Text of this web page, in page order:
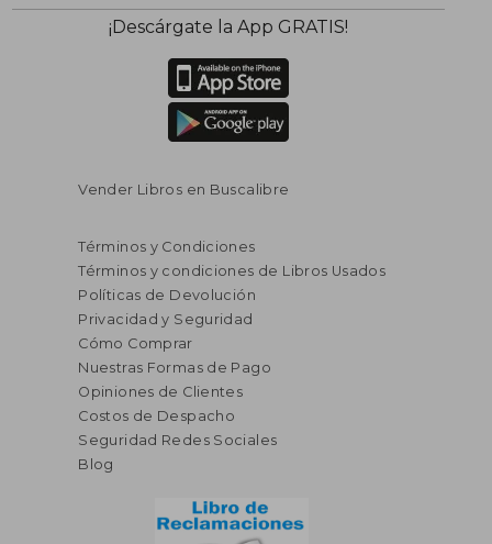
¡Descárgate la App GRATIS!
Vender Libros en Buscalibre
Términos y Condiciones
Términos y condiciones de Libros Usados
Políticas de Devolución
Privacidad y Seguridad
Cómo Comprar
Nuestras Formas de Pago
Opiniones de Clientes
Costos de Despacho
Seguridad Redes Sociales
Blog